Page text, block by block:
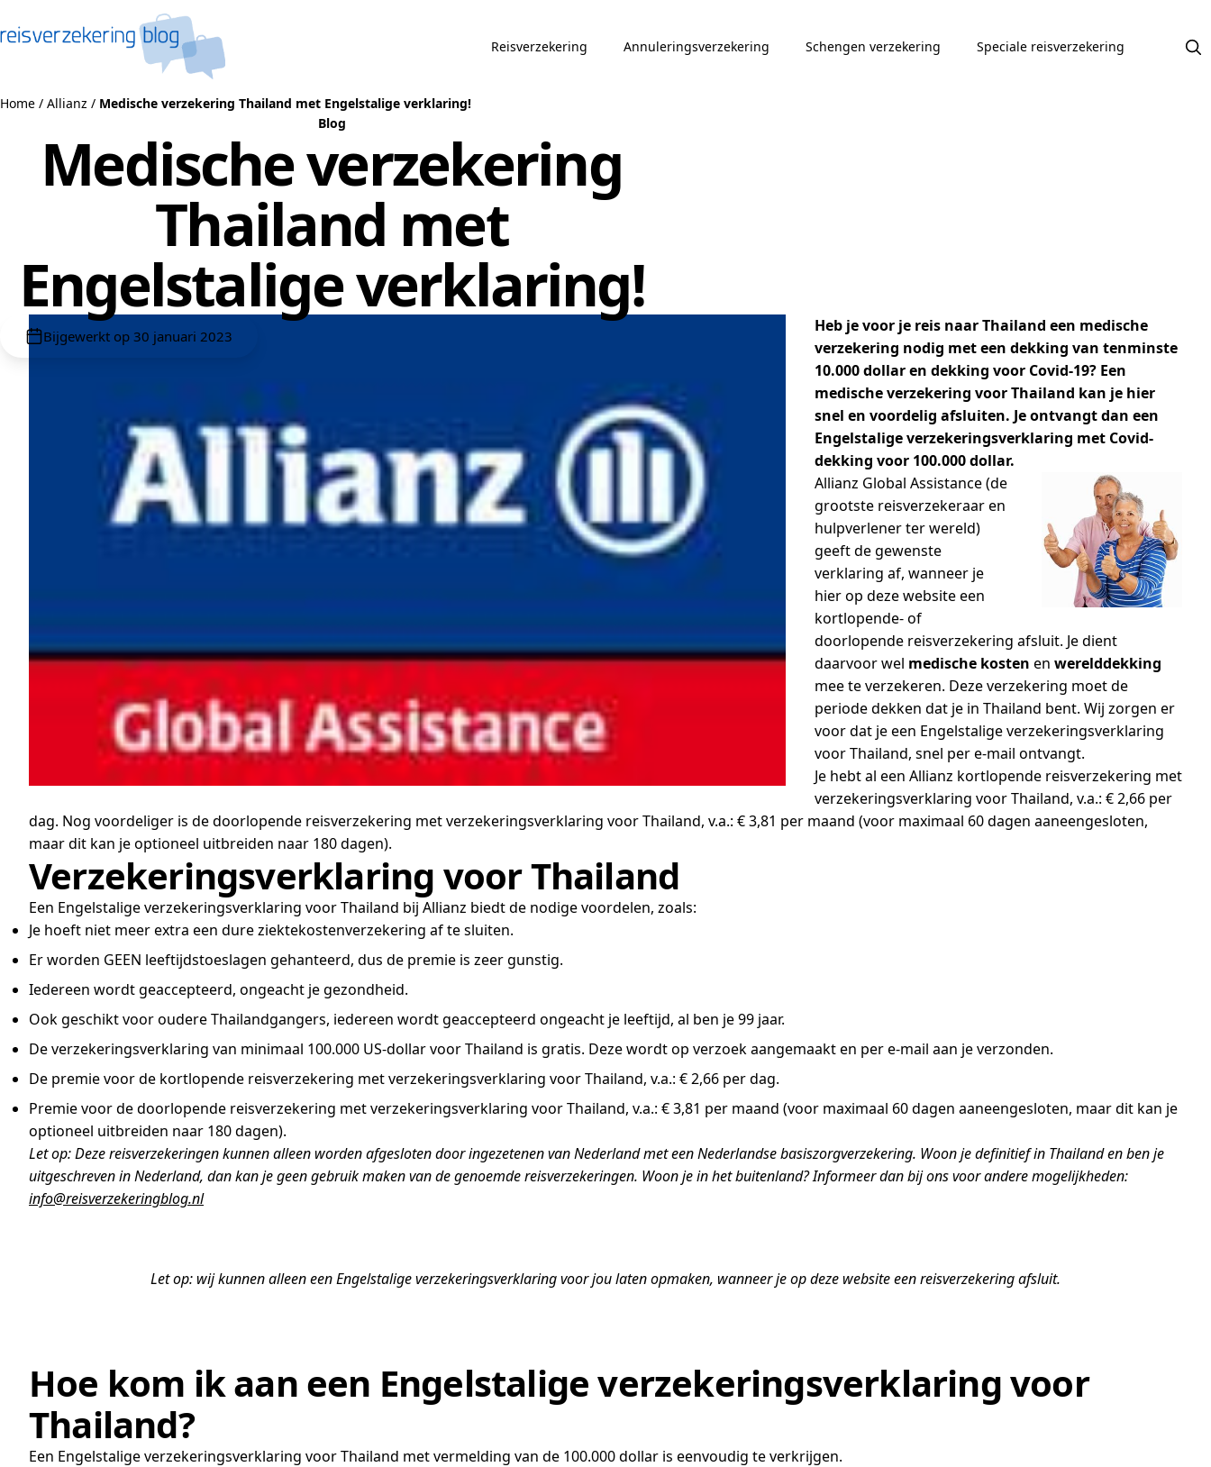
Reisverzekering Annuleringsverzekering Schengen verzekering Speciale reisverzekering
Home / Allianz / Medische verzekering Thailand met Engelstalige verklaring!
Blog
Medische verzekering
Thailand met
Engelstalige verklaring!
Bijgewerkt op 30 januari 2023
Heb je voor je reis naar Thailand een medische
verzekering nodig met een dekking van tenminste
10.000 dollar en dekking voor Covid-19? Een
medische verzekering voor Thailand kan je hier
snel en voordelig afsluiten. Je ontvangt dan een
Engelstalige verzekeringsverklaring met Covid-
dekking voor 100.000 dollar.
Allianz Global Assistance (de
grootste reisverzekeraar en
hulpverlener ter wereld)
geeft de gewenste
verklaring af, wanneer je
hier op deze website een
kortlopende- of
doorlopende reisverzekering afsluit. Je dient
daarvoor wel medische kosten en werelddekking
mee te verzekeren. Deze verzekering moet de
periode dekken dat je in Thailand bent. Wij zorgen er
voor dat je een Engelstalige verzekeringsverklaring
voor Thailand, snel per e-mail ontvangt.
Je hebt al een Allianz kortlopende reisverzekering met
verzekeringsverklaring voor Thailand, v.a.: € 2,66 per
dag. Nog voordeliger is de doorlopende reisverzekering met verzekeringsverklaring voor Thailand, v.a.: € 3,81 per maand (voor maximaal 60 dagen aaneengesloten,
maar dit kan je optioneel uitbreiden naar 180 dagen).
Verzekeringsverklaring voor Thailand
Een Engelstalige verzekeringsverklaring voor Thailand bij Allianz biedt de nodige voordelen, zoals:
Je hoeft niet meer extra een dure ziektekostenverzekering af te sluiten.
Er worden GEEN leeftijdstoeslagen gehanteerd, dus de premie is zeer gunstig.
Iedereen wordt geaccepteerd, ongeacht je gezondheid.
Ook geschikt voor oudere Thailandgangers, iedereen wordt geaccepteerd ongeacht je leeftijd, al ben je 99 jaar.
De verzekeringsverklaring van minimaal 100.000 US-dollar voor Thailand is gratis. Deze wordt op verzoek aangemaakt en per e-mail aan je verzonden.
De premie voor de kortlopende reisverzekering met verzekeringsverklaring voor Thailand, v.a.: € 2,66 per dag.
Premie voor de doorlopende reisverzekering met verzekeringsverklaring voor Thailand, v.a.: € 3,81 per maand (voor maximaal 60 dagen aaneengesloten, maar dit kan je
optioneel uitbreiden naar 180 dagen).
Let op: Deze reisverzekeringen kunnen alleen worden afgesloten door ingezetenen van Nederland met een Nederlandse basiszorgverzekering. Woon je definitief in Thailand en ben je
uitgeschreven in Nederland, dan kan je geen gebruik maken van de genoemde reisverzekeringen. Woon je in het buitenland? Informeer dan bij ons voor andere mogelijkheden:
info@reisverzekeringblog.nl
Let op: wij kunnen alleen een Engelstalige verzekeringsverklaring voor jou laten opmaken, wanneer je op deze website een reisverzekering afsluit.
Hoe kom ik aan een Engelstalige verzekeringsverklaring voor
Thailand?
Een Engelstalige verzekeringsverklaring voor Thailand met vermelding van de 100.000 dollar is eenvoudig te verkrijgen.